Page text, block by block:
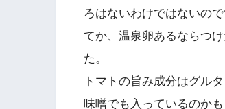
ろはないわけではないの
てか、温泉卵あるならつ
た。
トマトの旨み成分はグル
味噌でも入っているのかも